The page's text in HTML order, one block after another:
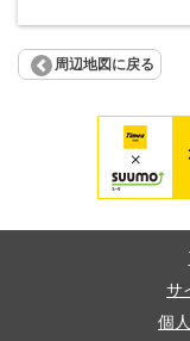
周辺地図に戻る
サ
個